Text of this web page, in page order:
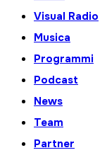
Visual Radio
Musica
Programmi
Podcast
News
Team
Partner